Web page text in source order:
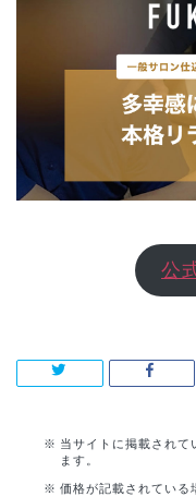
公
当サイトに掲載されて
ます。
価格が記載されている